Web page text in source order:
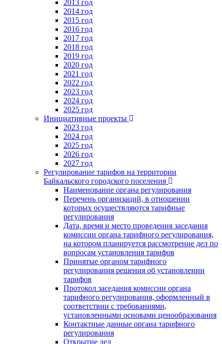
2013 год
2014 год
2015 год
2016 год
2017 год
2018 год
2019 год
2020 год
2021 год
2022 год
2023 год
2024 год
2025 год
Инициативные проекты
2023 год
2024 год
2025 год
2026 год
2027 год
Регулирование тарифов на территории
Байкальского городского поселения
Наименование органа регулирования
Перечень организаций, в отношении
которых осуществляются тарифные
регулирования
Дата, время и место проведения заседания
комиссии органа тарифного регулирования,
на котором планируется рассмотрение дел по
вопросам установления тарифов
Принятые органом тарифного
регулирования решения об установлении
тарифов
Протокол заседания комиссии органа
тарифного регулирования, оформленный в
соответствии с требованиями,
установленными основами ценообразования
Контактные данные органа тарифного
регулирования
Открытие дел